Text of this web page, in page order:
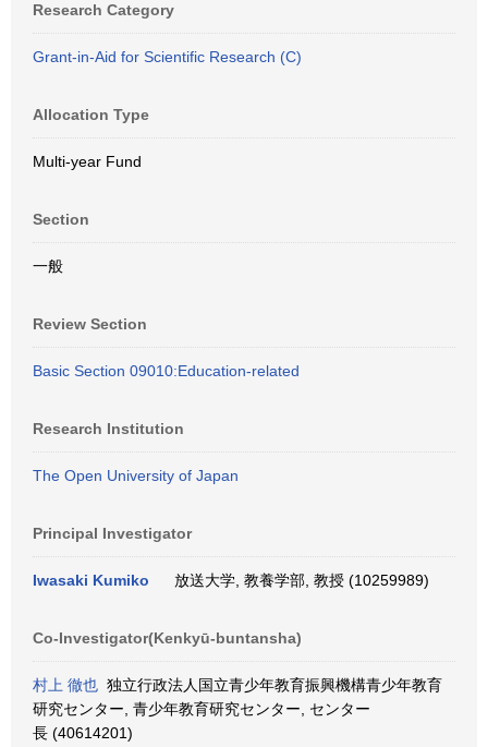
Research Category
Grant-in-Aid for Scientific Research (C)
Allocation Type
Multi-year Fund
Section
一般
Review Section
Basic Section 09010:Education-related
Research Institution
The Open University of Japan
Principal Investigator
Iwasaki Kumiko 放送大学, 教養学部, 教授 (10259989)
Co-Investigator(Kenkyū-buntansha)
村上 徹也 独立行政法人国立青少年教育振興機構青少年教育
研究センター, 青少年教育研究センター, センター
長 (40614201)